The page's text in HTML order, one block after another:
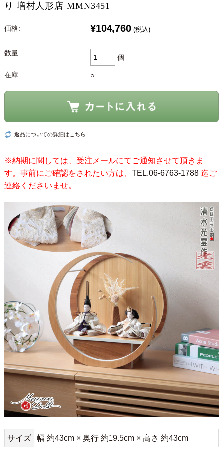
り 増村人形店 MMN3451
価格: ¥104,760 (税込)
数量:
個
在庫: ○
返品についての詳細はこちら
※納期に関しては、受注メールにてご通知させて頂きま
す。事前にご確認をされたい方は、 TEL.06-6763-1788迄ご
連絡くださいませ。
サイズ 幅 約43cm × 奥行 約19.5cm × 高さ 約43cm